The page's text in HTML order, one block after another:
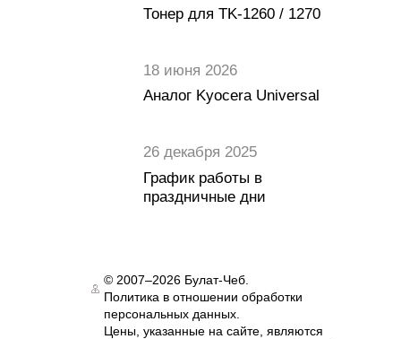
Тонер для TK-1260 / 1270
18 июня 2026
Аналог Kyocera Universal
26 декабря 2025
График работы в
праздничные дни
© 2007–2026 Булат-Чеб.
Политика в отношении обработки
персональных данных.
Цены, указанные на сайте, являются
Authorization